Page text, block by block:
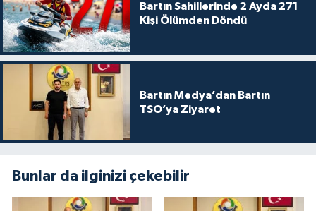
Bartın Sahillerinde 2 Ayda 271
Kişi Ölümden Döndü
Bartın Medya’dan Bartın
TSO’ya Ziyaret
Bunlar da ilginizi çekebilir